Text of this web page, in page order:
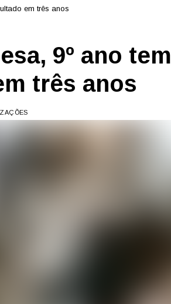
em três anos
9º ano tem
três anos